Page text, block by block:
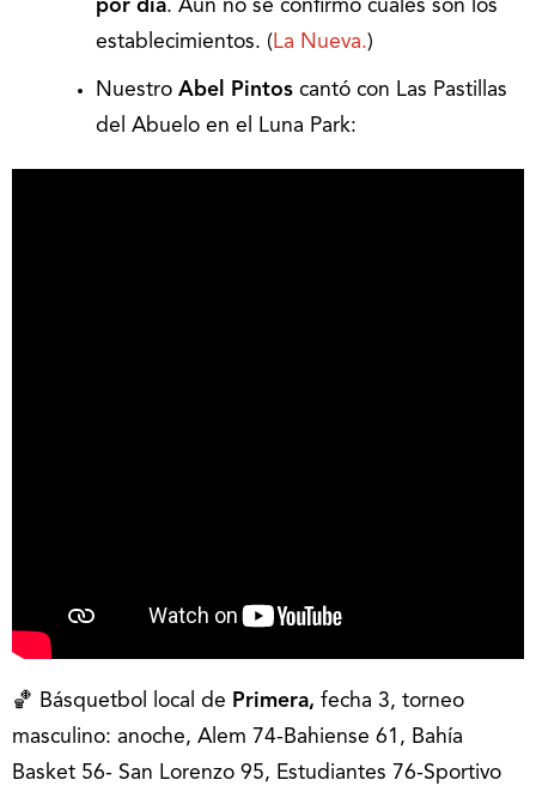
por día. Aún no se confirmó cuáles son los
establecimientos. ( La Nueva.)
Nuestro Abel Pintos cantó con Las Pastillas
del Abuelo en el Luna Park:
🏀 Básquetbol local de Primera, fecha 3, torneo
masculino: anoche, Alem 74-Bahiense 61, Bahía
Basket 56- San Lorenzo 95, Estudiantes 76-Sportivo